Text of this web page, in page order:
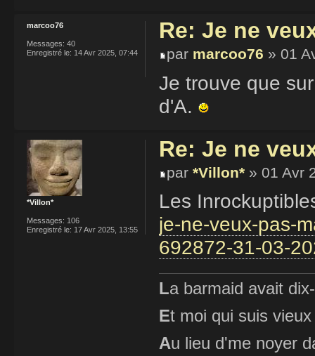
Re: Je ne
par marcoo76 » 01
Je trouve que
d'A.
marcoo76
Messages: 40
Enregistré le: 14 Avr 2025, 07:44
Re: Je ne
par *Villon* » 01 Avr
Les
je-ne-veux-pas-
692872-31-03-
La barmaid avait
Et moi qui suis
Au lieu d'me noyer
*Villon*
Messages: 106
Enregistré le: 17 Avr 2025, 13:55